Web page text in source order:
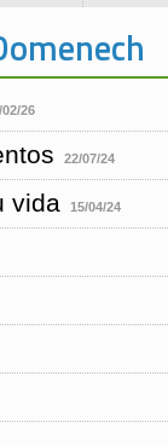
02/26
22/07/24
vida 15/04/24